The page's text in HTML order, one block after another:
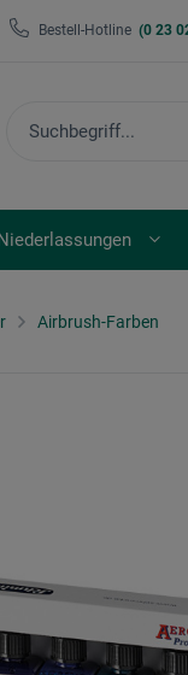
Bestell-Hotline (0 23
Airbrush-Farben